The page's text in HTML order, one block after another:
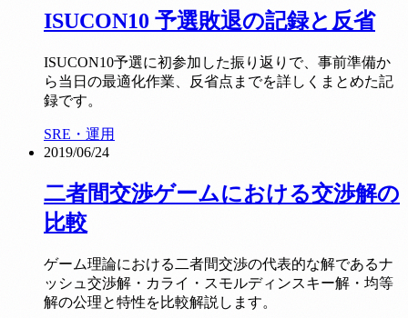
ISUCON10 予選敗退の記録と反省
ISUCON10予選に初参加した振り返りで、事前準備か
ら当日の最適化作業、反省点までを詳しくまとめた記
録です。
SRE・運用
2019/06/24
二者間交渉ゲームにおける交渉解の
比較
ゲーム理論における二者間交渉の代表的な解であるナ
ッシュ交渉解・カライ・スモルディンスキー解・均等
解の公理と特性を比較解説します。